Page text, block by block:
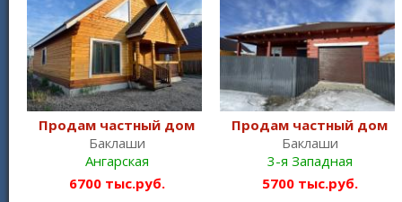
Продам частный дом
Баклаши
Ангарская
6700 тыс.руб.
Продам частный дом
Баклаши
3-я Западная
5700 тыс.руб.